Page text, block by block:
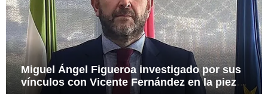
Miguel Ángel Figueroa investigado por sus
vínculos con Vicente Fernández en la pieza